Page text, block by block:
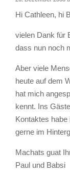
Hi Cathleen, hi
vielen Dank für
dass nun noch
Aber viele
heute auf dem
hat mich
kennt. Ins
Kontaktes habe
gerne im
Machats guat
Paul und Babsi